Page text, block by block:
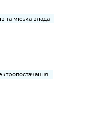
та міська влада